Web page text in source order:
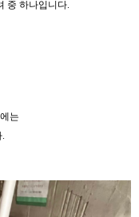
중 하나입니다.
는